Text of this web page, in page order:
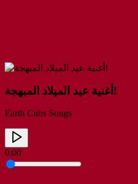
أغنية عيد الميلاد المبهجة!
Earth Cubs Songs
0:00